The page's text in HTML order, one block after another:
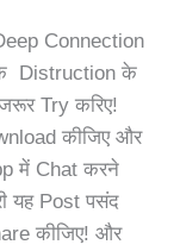
Connection
के Distruction के
Try करिए!
कीजिए और
में Chat करने
यह Post पसंद
कीजिए! और